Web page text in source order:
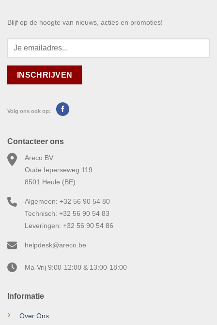
Blijf op de hoogte van nieuws, acties en promoties!
Volg ons ook op:
Informatie
Over Ons
Contacteer ons
Areco BV
Oude Ieperseweg 119
8501 Heule (BE)
Algemeen: +32 56 90 54 80
Technisch: +32 56 90 54 83
Leveringen: +32 56 90 54 86
helpdesk@areco.be
Ma-Vrij 9:00-12:00 & 13:00-18:00